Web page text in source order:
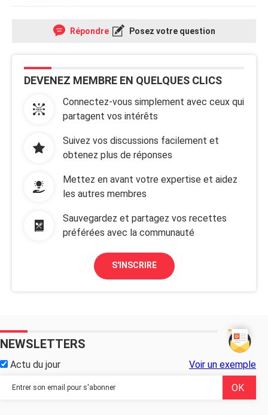
Répondre Posez votre question
DEVENEZ MEMBRE EN QUELQUES CLICS
Connectez-vous simplement avec ceux qui
partagent vos intérêts
Suivez vos discussions facilement et
obtenez plus de réponses
Mettez en avant votre expertise et aidez
les autres membres
Sauvegardez et partagez vos recettes
préférées avec la communauté
S'INSCRIRE
NEWSLETTERS
Actu du jour Voir un exemple